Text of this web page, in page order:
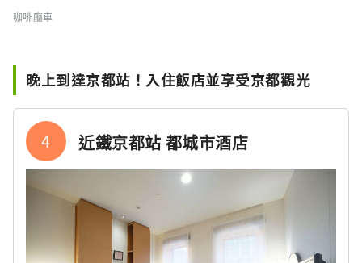
咖啡廳車
晚上到達京都站！入住飯店並享受京都觀光
4 近鐵京都站 都城市酒店